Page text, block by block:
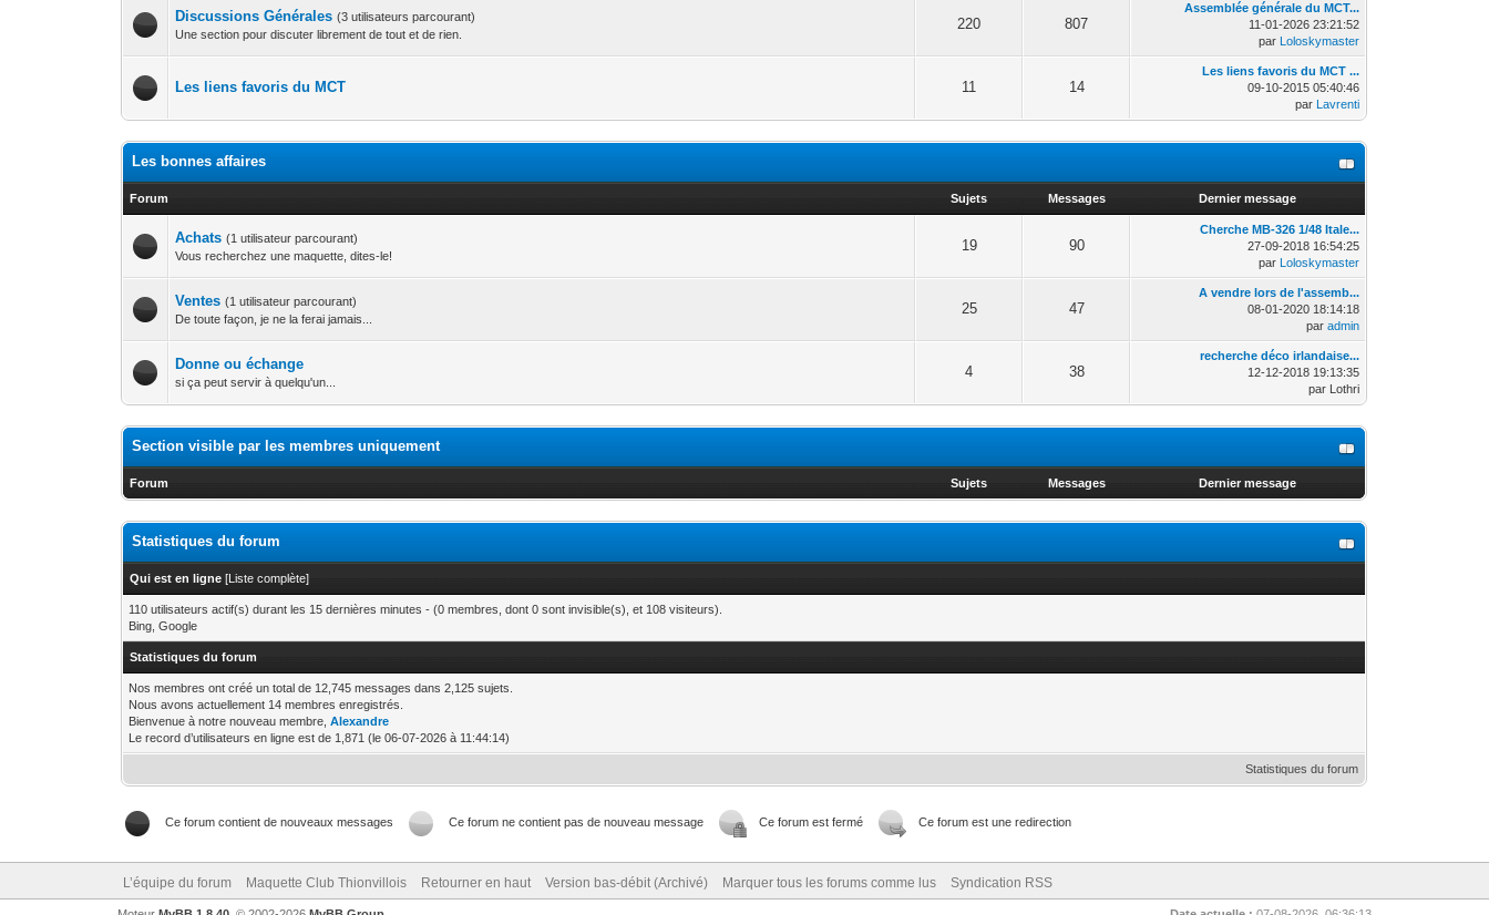
Discussions Générales (3 utilisateurs parcourant)
Une section pour discuter librement de tout et de rien.
220 807
Assemblée générale du MCT...
11-01-2026 23:21:52
par Loloskymaster
Les liens favoris du MCT 11 14
Les liens favoris du MCT ...
09-10-2015 05:40:46
par Lavrenti
Les bonnes affaires
Forum Sujets Messages Dernier message
Achats (1 utilisateur parcourant)
Vous recherchez une maquette, dites-le!
19 90
Cherche MB-326 1/48 Itale...
27-09-2018 16:54:25
par Loloskymaster
Ventes (1 utilisateur parcourant)
De toute façon, je ne la ferai jamais...
25 47
A vendre lors de l'assemb...
08-01-2020 18:14:18
paradmin
Donne ou échange
si ça peut servir à quelqu'un...
4 38
recherche déco irlandaise...
12-12-2018 19:13:35
par Lothri
Section visible par les membres uniquement
Forum Sujets Messages Dernier message
Statistiques du forum
Qui est en ligne [Liste complète]
110 utilisateurs actif(s) durant les 15 dernières minutes - (0 membres, dont 0 sont invisible(s), et 108 visiteurs).
Bing, Google
Statistiques du forum
Nos membres ont créé un total de 12,745 messages dans 2,125 sujets.
Nous avons actuellement 14 membres enregistrés.
Bienvenue à notre nouveau membre,Alexandre
Le record d’utilisateurs en ligne est de 1,871 (le 06-07-2026 à 11:44:14)
Statistiques du forum
Ce forum contient de nouveaux messages Ce forum ne contient pas de nouveau message Ce forum est fermé Ce forum est une redirection
L’équipe du forum Maquette Club Thionvillois Retourner en haut Version bas-débit (Archivé) Marquer tous les forums comme lus Syndication RSS